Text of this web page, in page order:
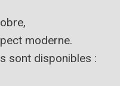
moderne.
sont disponibles :